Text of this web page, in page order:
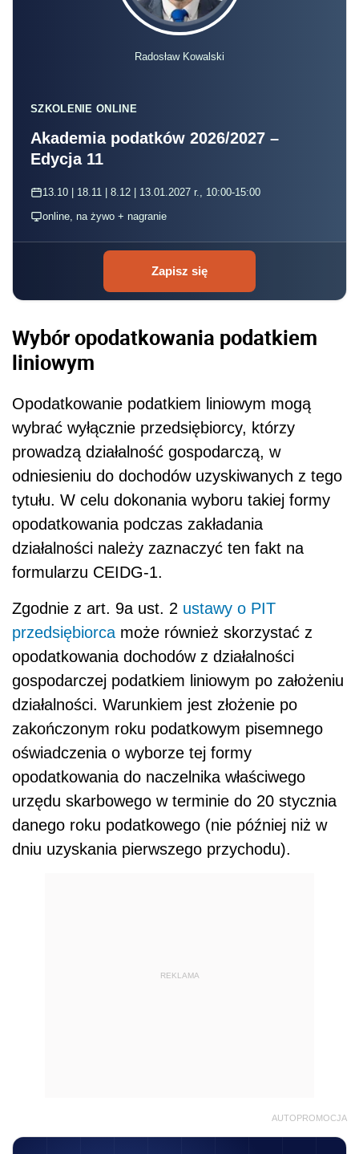
Radosław Kowalski
SZKOLENIE ONLINE
Akademia podatków 2026/2027 –
Edycja 11
13.10 | 18.11 | 8.12 | 13.01.2027 r., 10:00-15:00
online, na żywo + nagranie
Zapisz się
Wybór opodatkowania podatkiem
liniowym
Opodatkowanie podatkiem liniowym mogą
wybrać wyłącznie przedsiębiorcy, którzy
prowadzą działalność gospodarczą, w
odniesieniu do dochodów uzyskiwanych z tego
tytułu. W celu dokonania wyboru takiej formy
opodatkowania podczas zakładania
działalności należy zaznaczyć ten fakt na
formularzu CEIDG-1.
Zgodnie z art. 9a ust. 2 ustawy o PIT
przedsiębiorca może również skorzystać z
opodatkowania dochodów z działalności
gospodarczej podatkiem liniowym po założeniu
działalności. Warunkiem jest złożenie po
zakończonym roku podatkowym pisemnego
oświadczenia o wyborze tej formy
opodatkowania do naczelnika właściwego
urzędu skarbowego w terminie do 20 stycznia
danego roku podatkowego (nie później niż w
dniu uzyskania pierwszego przychodu).
REKLAMA
AUTOPROMOCJA